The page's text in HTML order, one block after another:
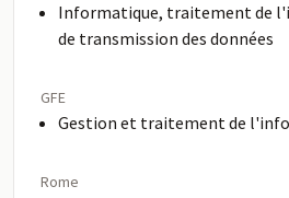
Informatique, traitement de
de transmission des données
GFE
Gestion et traitement de
Rome